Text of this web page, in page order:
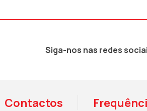
Siga-nos nas redes
Contactos